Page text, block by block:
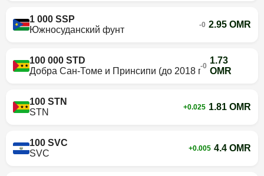
1 000 SSP
Южносуданский фунт
-0 2.95 OMR
100 000 STD
Добра Сан-Томе и Принсипи (до 2018 г.)
-0
1.73
OMR
100 STN
STN
+0.025 1.81 OMR
100 SVC
SVC
+0.005 4.4 OMR